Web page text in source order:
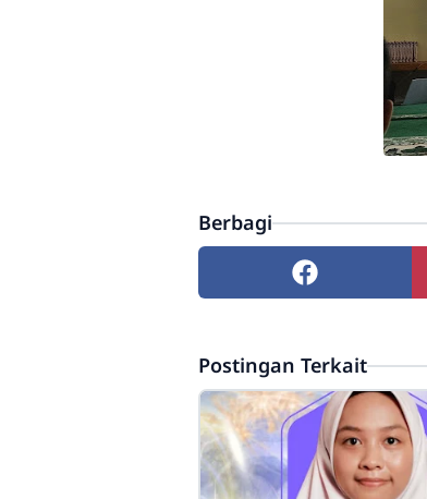
Berbagi
Postingan Terkait